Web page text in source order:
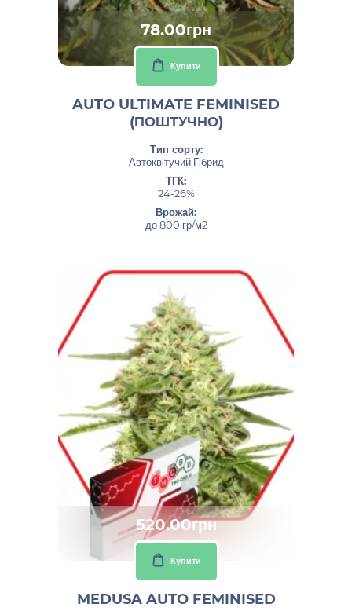
78.00грн
Купити
AUTO ULTIMATE FEMINISED
(ПОШТУЧНО)
Тип сорту:
Автоквітучий Гібрид
ТГК:
24-26%
Врожай:
до 800 гр/м2
520.00грн
Купити
MEDUSA AUTO FEMINISED